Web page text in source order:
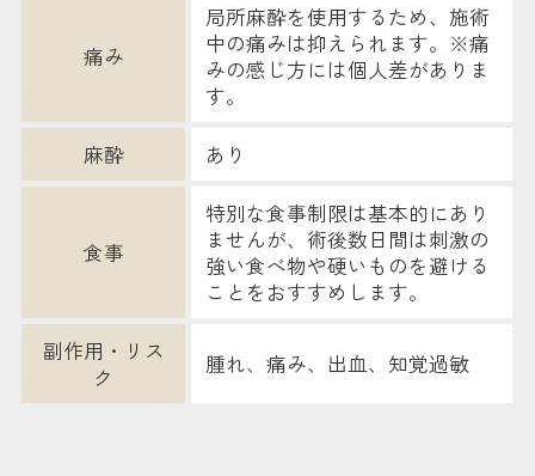
痛み
局所麻酔を使用するため、施術
中の痛みは抑えられます。※痛
みの感じ方には個人差がありま
す。
麻酔 あり
食事
特別な食事制限は基本的にあり
ませんが、術後数日間は刺激の
強い食べ物や硬いものを避ける
ことをおすすめします。
副作用・リス
ク
腫れ、痛み、出血、知覚過敏